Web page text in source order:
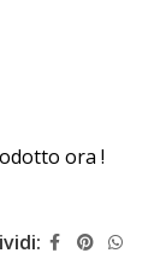
ora !